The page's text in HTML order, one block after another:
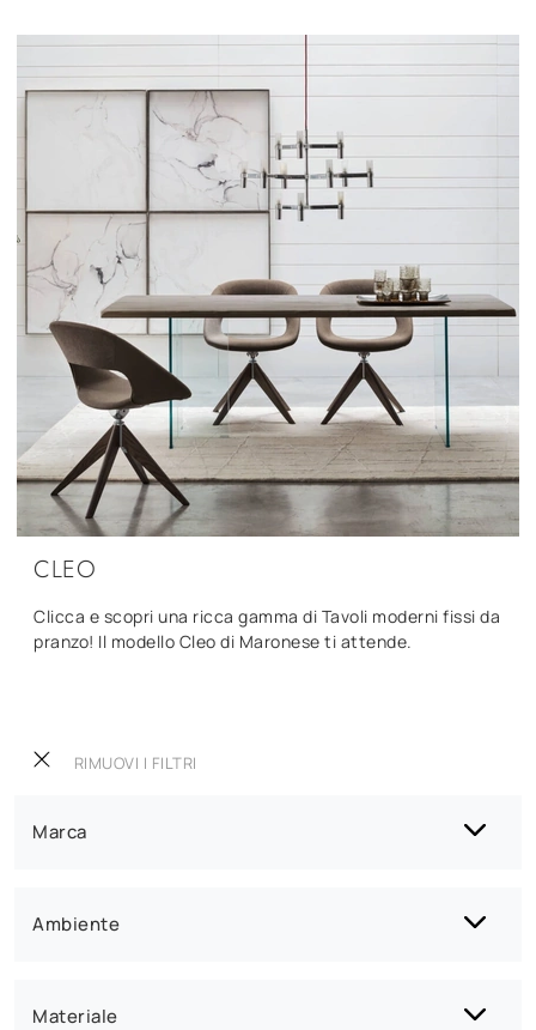
RIMUOVI I FILTRI
Marca
Ambiente
Materiale
CLEO
Clicca e scopri una ricca gamma di Tavoli moderni fissi da
pranzo! Il modello Cleo di Maronese ti attende.